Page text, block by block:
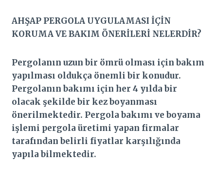
AHŞAP PERGOLA UYGULAMASI İÇİN
KORUMA VE BAKIM ÖNERİLERİ NELERDİR?
Pergolanın uzun bir ömrü olması için bakım
yapılması oldukça önemli bir konudur.
Pergolanın bakımı için her 4 yılda bir
olacak şekilde bir kez boyanması
önerilmektedir. Pergola bakımı ve boyama
işlemi pergola üretimi yapan firmalar
tarafından belirli fiyatlar karşılığında
yapıla bilmektedir.